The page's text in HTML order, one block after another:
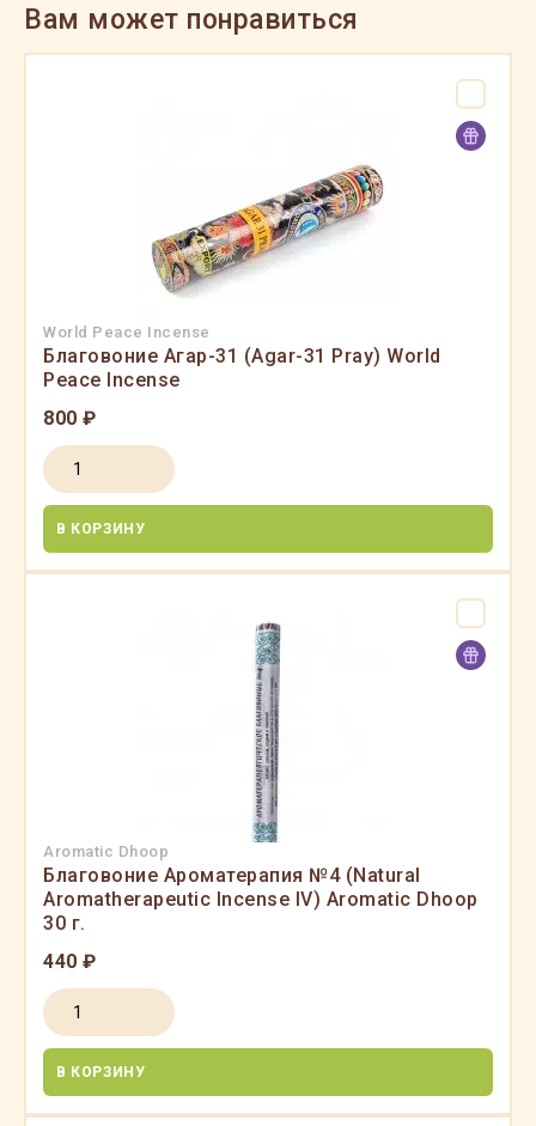
Вам может понравиться
World Peace Incense
Благовоние Агар-31 (Agar-31 Pray) World
Peace Incense
800 ₽
В КОРЗИНУ
Aromatic Dhoop
Благовоние Ароматерапия №4 (Natural
Aromatherapeutic Incense IV) Aromatic Dhoop
30 г.
440 ₽
В КОРЗИНУ